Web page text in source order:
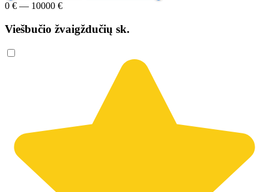
0 € — 10000 €
Viešbučio žvaigždučių sk.